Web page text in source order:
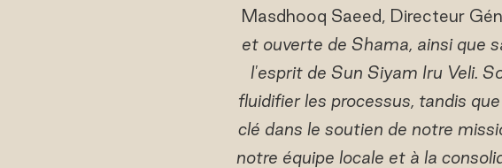
Masdhooq Saeed, Directeur
et ouverte de Shama, ainsi que
l'esprit de Sun Siyam Iru Veli.
fluidifier les processus, tandis
clé dans le soutien de notre
notre équipe locale et à la